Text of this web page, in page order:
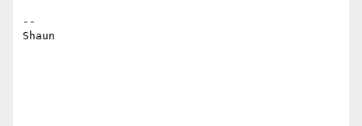
--
Shaun